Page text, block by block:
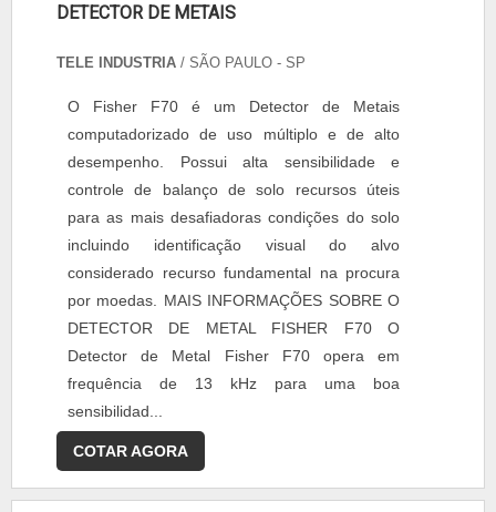
DETECTOR DE METAIS
TELE INDUSTRIA / SÃO PAULO - SP
O Fisher F70 é um Detector de Metais
computadorizado de uso múltiplo e de alto
desempenho. Possui alta sensibilidade e
controle de balanço de solo recursos úteis
para as mais desafiadoras condições do solo
incluindo identificação visual do alvo
considerado recurso fundamental na procura
por moedas. MAIS INFORMAÇÕES SOBRE O
DETECTOR DE METAL FISHER F70 O
Detector de Metal Fisher F70 opera em
frequência de 13 kHz para uma boa
sensibilidad...
COTAR AGORA